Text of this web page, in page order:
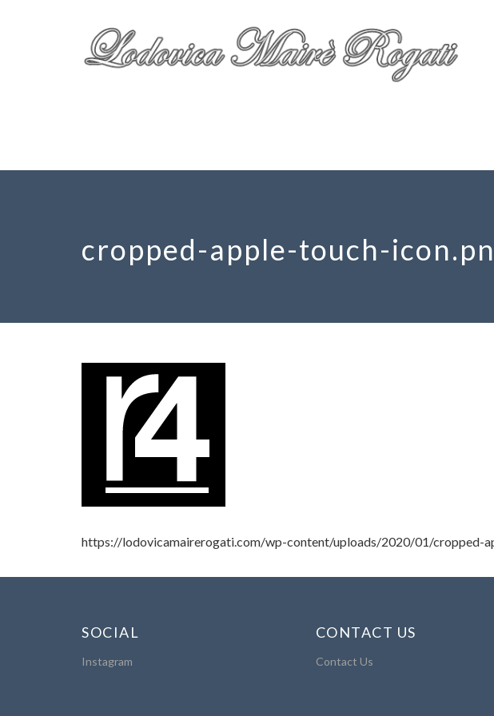
cropped-apple-touch-
https://lodovicamairerogati.com/wp-content/uploads/2020/01/cropped-
SOCIAL
Instagram
CONTACT US
Contact Us